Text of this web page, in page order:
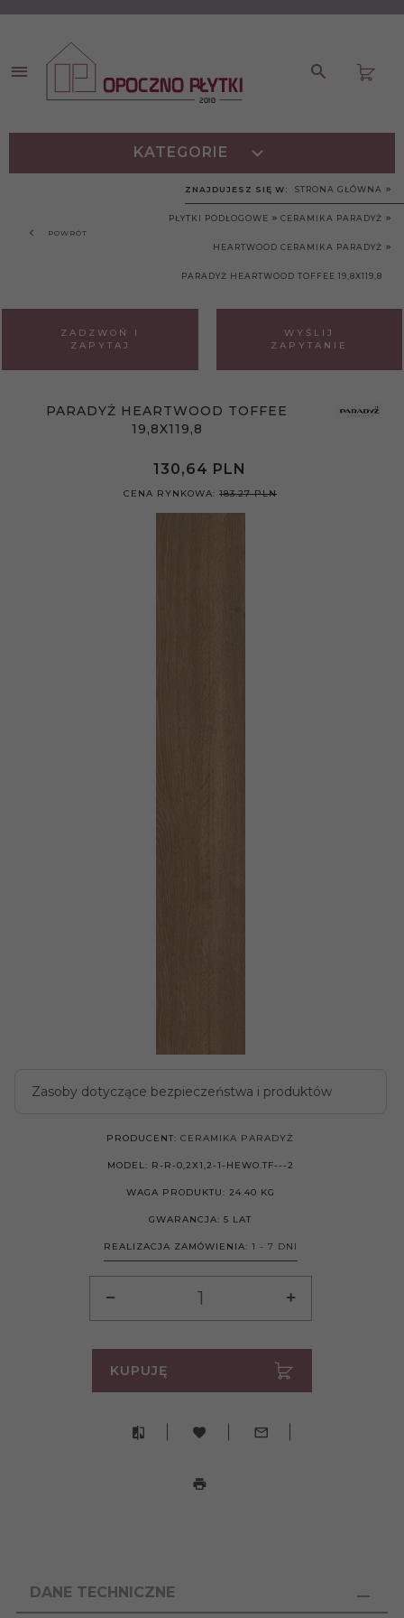
KATEGORIE
POWRÓT
ZNAJDUJESZ SIĘ W: STRONA GŁÓWNA
PŁYTKI PODŁOGOWE CERAMIKA PARADYŻ
HEARTWOOD CERAMIKA PARADYŻ
PARADYŻ HEARTWOOD TOFFEE 19,8X119,8
ZADZWOŃ I
ZAPYTAJ
WYŚLIJ
ZAPYTANIE
PARADYŻ HEARTWOOD TOFFEE
19,8X119,8
130,64 PLN
CENA RYNKOWA: 183.27 PLN
Zasoby dotyczące bezpieczeństwa i produktów
PRODUCENT:CERAMIKA PARADYŻ
MODEL: R-R-0,2X1,2-1-HEWO.TF---2
WAGA PRODUKTU: 24.40 KG
GWARANCJA:5 LAT
REALIZACJA ZAMÓWIENIA: 1 - 7 DNI
KUPUJĘ
DANE TECHNICZNE